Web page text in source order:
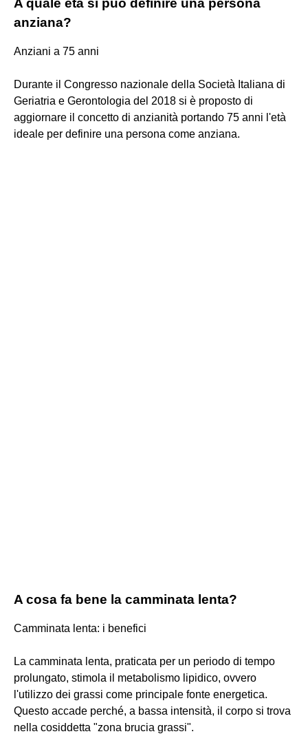
anziana?
Anziani a 75 anni
Durante il Congresso nazionale della Società Italiana di
Geriatria e Gerontologia del 2018 si è proposto di
aggiornare il concetto di anzianità portando 75 anni l'età
ideale per definire una persona come anziana.
A cosa fa bene la camminata lenta?
Camminata lenta: i benefici
La camminata lenta, praticata per un periodo di tempo
prolungato, stimola il metabolismo lipidico, ovvero
l'utilizzo dei grassi come principale fonte energetica.
Questo accade perché, a bassa intensità, il corpo si trova
nella cosiddetta "zona brucia grassi".